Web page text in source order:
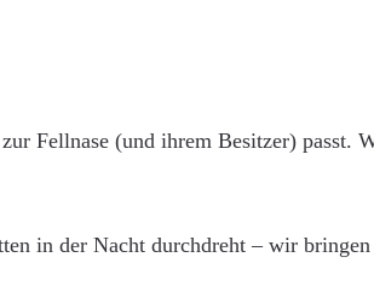
Fellnase (und ihrem Besitzer) passt.
in der Nacht durchdreht – wir bringen